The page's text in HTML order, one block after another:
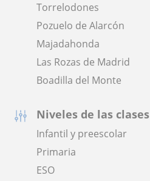
Torrelodones
Pozuelo de Alarcón
Majadahonda
Las Rozas de Madrid
Boadilla del Monte
Niveles de las clases
Infantil y preescolar
Primaria
ESO